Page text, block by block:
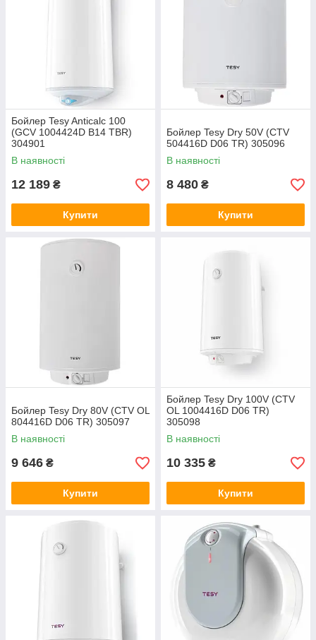
Бойлер Tesy Anticalc 100
(GCV 1004424D B14 TBR)
304901
В наявності
12 189 ₴
Купити
Бойлер Tesy Dry 50V (CTV
504416D D06 TR) 305096
В наявності
8 480 ₴
Купити
Бойлер Tesy Dry 80V (CTV OL
804416D D06 TR) 305097
В наявності
9 646 ₴
Купити
Бойлер Tesy Dry 100V (CTV
OL 1004416D D06 TR)
305098
В наявності
10 335 ₴
Купити